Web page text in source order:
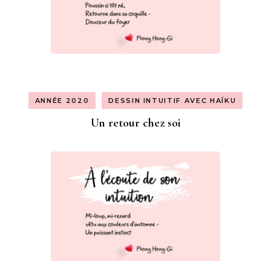
ANNÉE 2020 DESSIN INTUITIF AVEC HAÏKU
Un retour chez soi